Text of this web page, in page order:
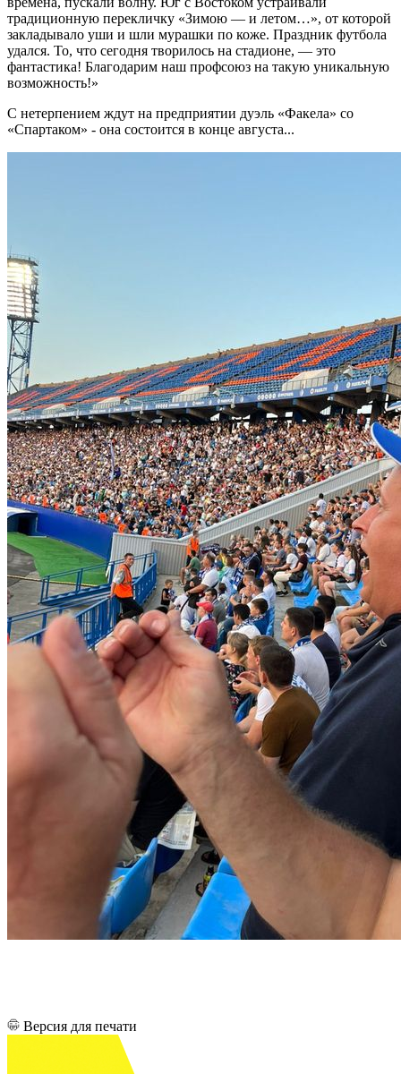
традиционную перекличку «Зимою — и летом…», от которой
закладывало уши и шли мурашки по коже. Праздник футбола
удался. То, что сегодня творилось на стадионе, — это
фантастика! Благодарим наш профсоюз на такую уникальную
возможность!»
С нетерпением ждут на предприятии дуэль «Факела» со
«Спартаком» - она состоится в конце августа...
Версия для печати